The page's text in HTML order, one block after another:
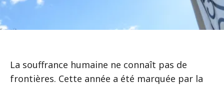
La souffrance humaine ne connaît pas de
frontières. Cette année a été marquée par la